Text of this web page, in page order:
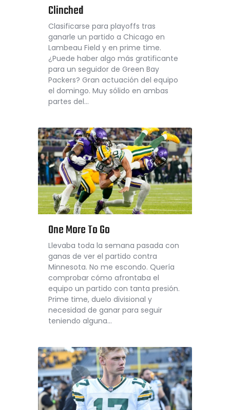
Clinched
Clasificarse para playoffs tras
ganarle un partido a Chicago en
Lambeau Field y en prime time.
¿Puede haber algo más gratificante
para un seguidor de Green Bay
Packers? Gran actuación del equipo
el domingo. Muy sólido en ambas
partes del…
One More To Go
Llevaba toda la semana pasada con
ganas de ver el partido contra
Minnesota. No me escondo. Quería
comprobar cómo afrontaba el
equipo un partido con tanta presión.
Prime time, duelo divisional y
necesidad de ganar para seguir
teniendo alguna…